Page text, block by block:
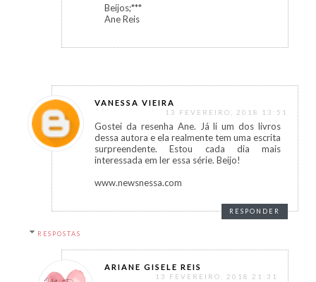
Beijos;***
Ane Reis
VANESSA VIEIRA
13 FEVEREIRO, 2018 13:51
Gostei da resenha Ane. Já li um dos livros
dessa autora e ela realmente tem uma escrita
surpreendente. Estou cada dia mais
interessada em ler essa série. Beijo!
www.newsnessa.com
RESPONDER
RESPOSTAS
ARIANE GISELE REIS
13 FEVEREIRO, 2018 21:31